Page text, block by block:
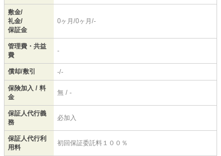
敷金/
礼金/
保証金
0ヶ月/0ヶ月/-
管理費・共益
費
-
償却/敷引 -/-
保険加入 / 料
金
無 / -
保証人代行義
務
必加入
保証人代行利
用料
初回保証委託料１００％